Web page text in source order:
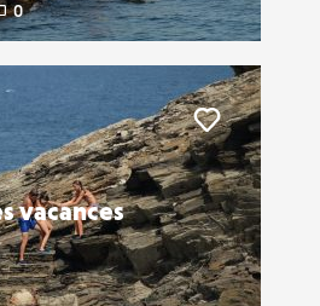
0
vacances
Liker